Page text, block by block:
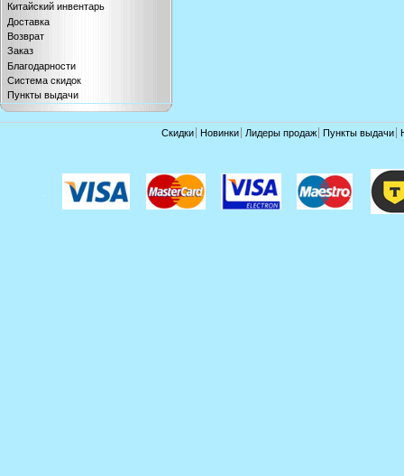
Китайский инвентарь
Доставка
Возврат
Заказ
Благодарности
Система скидок
Пункты выдачи
Скидки Новинки Лидеры продаж Пункты выдачи